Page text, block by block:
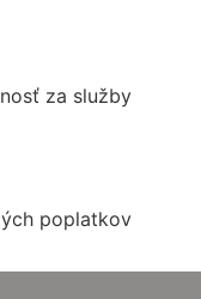
za služby
poplatkov